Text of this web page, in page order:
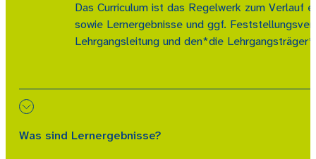
Das Curriculum ist das Regelwerk zum Verlauf
sowie Lernergebnisse und ggf.
Lehrgangsleitung und den*die
Was sind Lernergebnisse?